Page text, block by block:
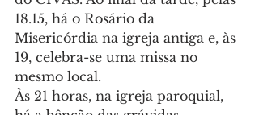
18.15, há o Rosário da
Misericórdia na igreja antiga e, às
19, celebra-se uma missa no
mesmo local.
Às 21 horas, na igreja paroquial,